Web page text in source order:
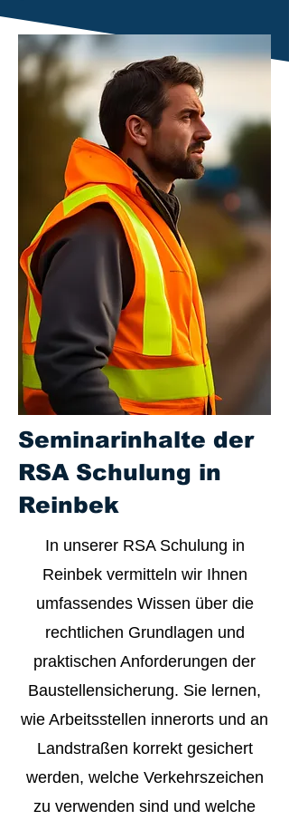
Seminarinhalte der
RSA Schulung in
Reinbek
In unserer RSA Schulung in
Reinbek vermitteln wir Ihnen
umfassendes Wissen über die
rechtlichen Grundlagen und
praktischen Anforderungen der
Baustellensicherung. Sie lernen,
wie Arbeitsstellen innerorts und an
Landstraßen korrekt gesichert
werden, welche Verkehrszeichen
zu verwenden sind und welche